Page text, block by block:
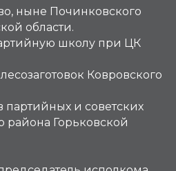
ныне Починковского
области.
школу при ЦК
Ковровского
партийных и советских
района Горьковской